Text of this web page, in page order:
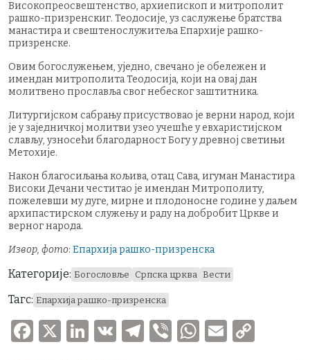
Високопреосвештенство, архиепископ и митрополит
рашко-призренскиг. Теодосије, уз саслужење братства
манастира и свештенослужитеља Епархије рашко-
призренске.
Овим богослужењем, уједно, свечано је обележен и
имендан митрополита Теодосија, који на овај дан
молитвено прославља свог небеског заштитника.
Литургијском сабрању присуствовао је верни народ, који
је у заједничкој молитви узео учешће у евхаристијском
слављу, узносећи благодарност Богу у древној светињи
Метохије.
Након благосиљања кољива, отац Сава, игуман Манастира
Високи Дечани честитао је имендан Митрополиту,
пожелевши му дуге, мирне и плодоносне године у даљем
архипастирском служењу и раду на добробит Цркве и
верног народа.
Извор, фото: Епархија рашко-призренска
Категорије: Богословље Српска црква Вести
Тагс: Епархија рашко-призренска
F
X
Li V
T
V
W E